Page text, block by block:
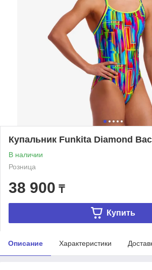
Купальник Funkitа Diamond
В наличии
Розница
38 900 ₸
Купить
Описание Характеристики